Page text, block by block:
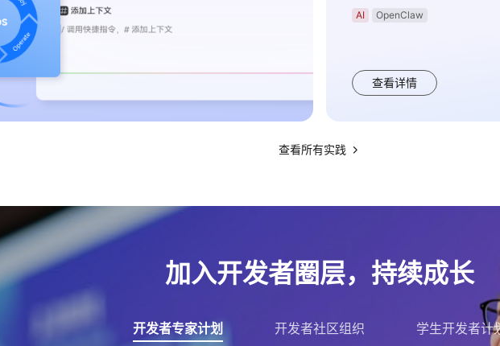
AI OpenClaw
查看详情
查看所有实践
加入开发者圈层，持续成长
开发者专家计划 开发者社区组织 学生开发者计